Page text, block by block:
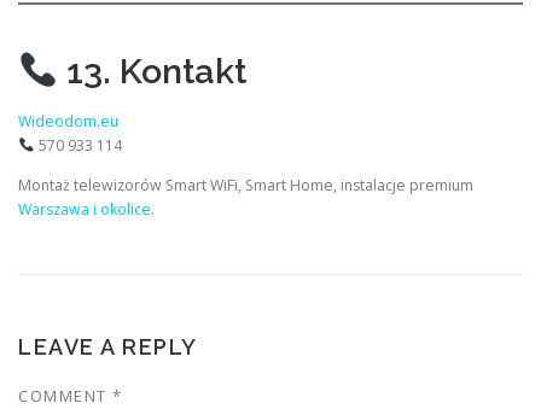
13. Kontakt
Wideodom.eu
570 933 114
Montaż telewizorów Smart WiFi, Smart Home, instalacje premium
Warszawa i okolice.
LEAVE A REPLY
COMMENT *